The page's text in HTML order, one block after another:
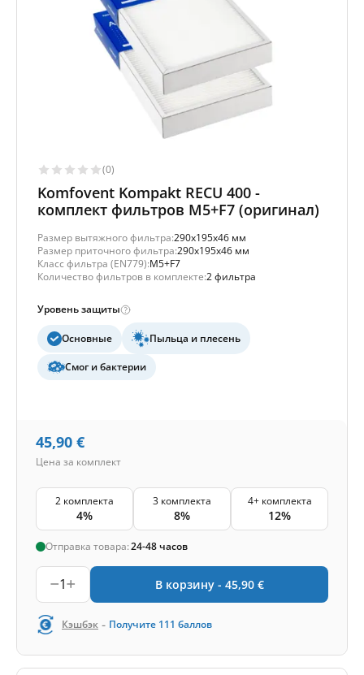
(0)
Komfovent Kompakt RECU 400 -
комплект фильтров M5+F7 (оригинал)
Размер вытяжного фильтра:290x195x46 мм
Размер приточного фильтра:290x195x46 мм
Класс фильтра (EN779):M5+F7
Количество фильтров в комплекте:2 фильтра
Уровень защиты
Основные Пыльца и плесень
Смог и бактерии
45,90 €
Цена за комплект
2 комплекта
4%
3 комплекта
8%
4+ комплекта
12%
Отправка товара:24-48 часов
1 В корзину - 45,90 €
Кэшбэк - Получите 111 баллов